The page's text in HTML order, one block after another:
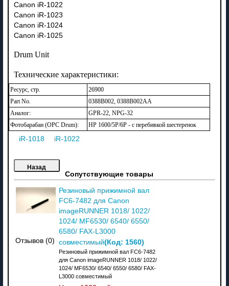
Canon iR-1022
Canon iR-1023
Canon iR-1024
Canon iR-1025
Drum Unit
Технические характеристики:
Ресурс, стр.
26900
Part No.
0388B002, 0388B002AA
Аналог:
GPR-22, NPG-32
Фотобарабан (OPC Drum):
HP 1600/5P/6P - с перебивкой шестеренок
iR-1018 iR-1022
Сопутствующие товары
Отзывов (0)
Резиновый прижимной вал
FC6-7482 для Canon
imageRUNNER 1018/ 1022/
1024/ MF6530/ 6540/ 6550/
6580/ FAX-L3000
совместимый(Код: 1560)
Резиновый прижимной вал FC6-7482
для Canon imageRUNNER 1018/ 1022/
1024/ MF6530/ 6540/ 6550/ 6580/ FAX-
L3000 совместимый